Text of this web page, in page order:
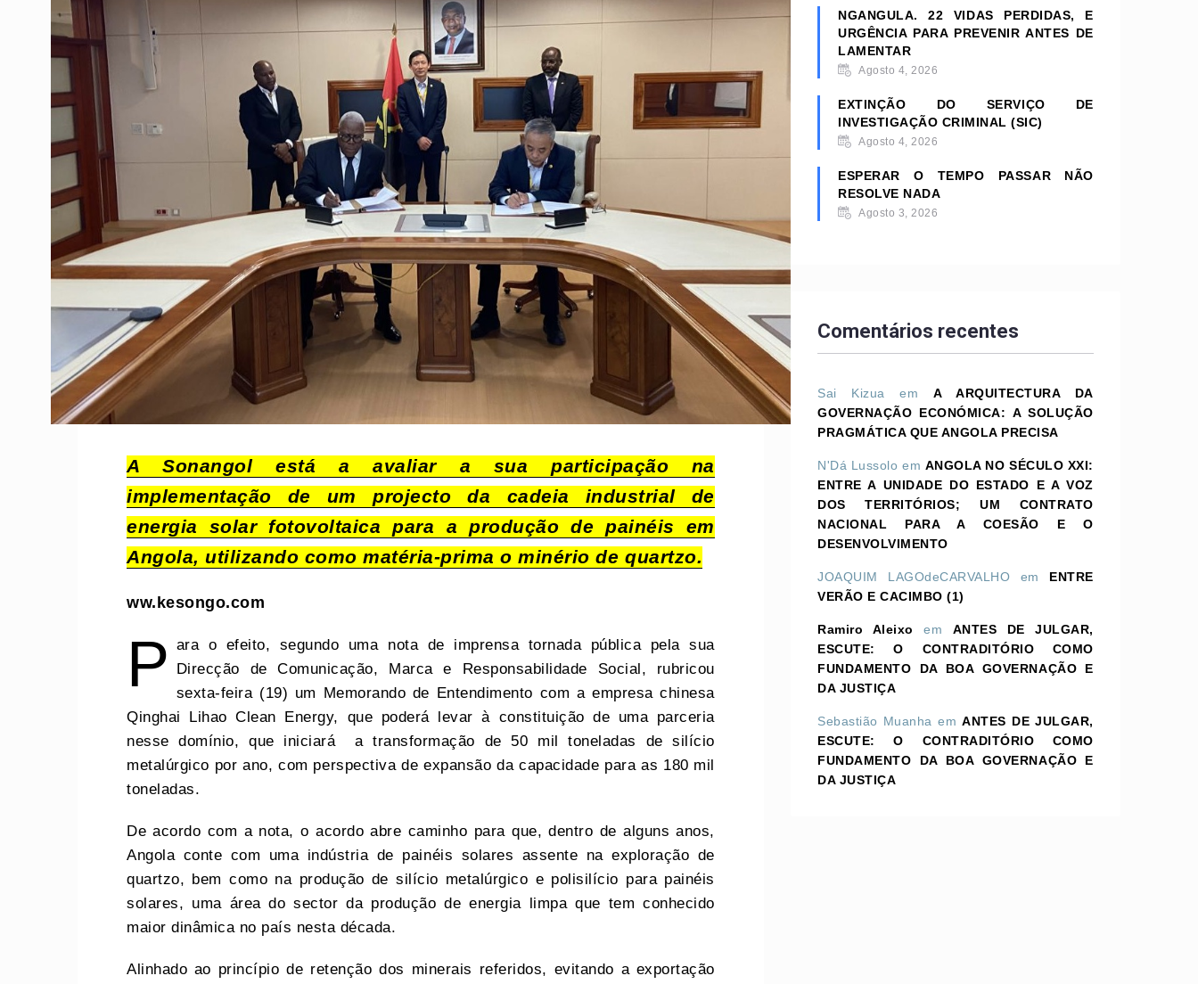
A Sonangol está a avaliar a sua participação na
implementação de um projecto da cadeia industrial de
energia solar fotovoltaica para a produção de painéis em
Angola, utilizando como matéria-prima o minério de quartzo.
ww.kesongo.com
P ara o efeito, segundo uma nota de imprensa tornada pública pela sua
Direcção de Comunicação, Marca e Responsabilidade Social, rubricou
sexta-feira (19) um Memorando de Entendimento com a empresa chinesa
Qinghai Lihao Clean Energy, que poderá levar à constituição de uma parceria
nesse domínio, que iniciará a transformação de 50 mil toneladas de silício
metalúrgico por ano, com perspectiva de expansão da capacidade para as 180 mil
toneladas.
De acordo com a nota, o acordo abre caminho para que, dentro de alguns anos,
Angola conte com uma indústria de painéis solares assente na exploração de
quartzo, bem como na produção de silício metalúrgico e polisilício para painéis
solares, uma área do sector da produção de energia limpa que tem conhecido
maior dinâmica no país nesta década.
Alinhado ao princípio de retenção dos minerais referidos, evitando a exportação
NGANGULA. 22 VIDAS PERDIDAS, E
URGÊNCIA PARA PREVENIR ANTES DE
LAMENTAR
Agosto 4, 2026
EXTINÇÃO DO SERVIÇO DE
INVESTIGAÇÃO CRIMINAL (SIC)
Agosto 4, 2026
ESPERAR O TEMPO PASSAR NÃO
RESOLVE NADA
Agosto 3, 2026
Comentários recentes
Sai Kizua emA ARQUITECTURA DA
GOVERNAÇÃO ECONÓMICA: A SOLUÇÃO
PRAGMÁTICA QUE ANGOLA PRECISA
N'Dá Lussolo em ANGOLA NO SÉCULO XXI:
ENTRE A UNIDADE DO ESTADO E A VOZ
DOS TERRITÓRIOS; UM CONTRATO
NACIONAL PARA A COESÃO E O
DESENVOLVIMENTO
JOAQUIM LAGOdeCARVALHO em ENTRE
VERÃO E CACIMBO (1)
Ramiro Aleixo em ANTES DE JULGAR,
ESCUTE: O CONTRADITÓRIO COMO
FUNDAMENTO DA BOA GOVERNAÇÃO E
DA JUSTIÇA
Sebastião Muanha emANTES DE JULGAR,
ESCUTE: O CONTRADITÓRIO COMO
FUNDAMENTO DA BOA GOVERNAÇÃO E
DA JUSTIÇA